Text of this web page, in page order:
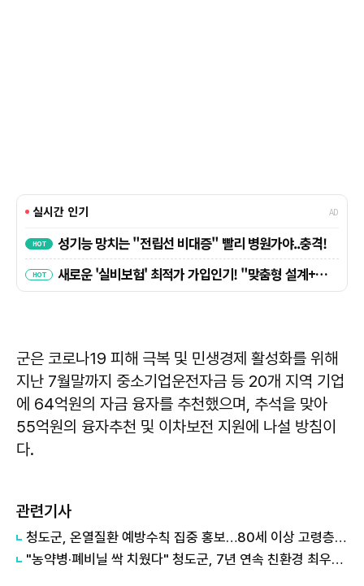
군은 코로나19 피해 극복 및 민생경제 활성화를 위해
지난 7월말까지 중소기업운전자금 등 20개 지역 기업
에 64억원의 자금 융자를 추천했으며, 추석을 맞아
55억원의 융자추천 및 이차보전 지원에 나설 방침이
다.
관련기사
청도군, 온열질환 예방수칙 집중 홍보…80세 이상 고령층 주의 당부
"농약병·폐비닐 싹 치웠다" 청도군, 7년 연속 친환경 최우수 도시 인증